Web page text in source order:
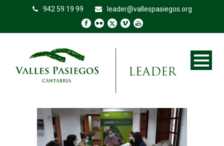
942 59 19 99 leader@vallespasiegos.org